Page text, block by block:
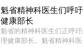
人David Côté表示， ...
魁省精神科医生们呼
健康部长
魁省的精神科医生们正呼
理健康部长。魁省精神科